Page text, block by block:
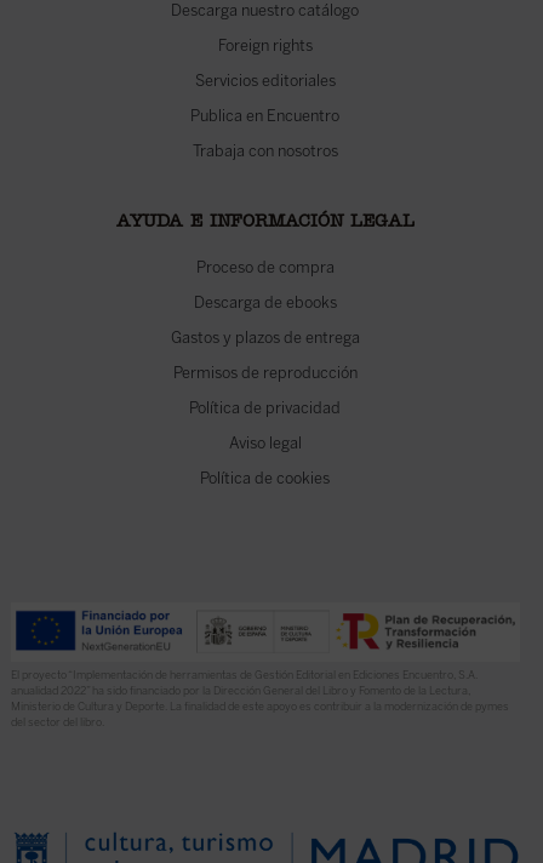
Descarga nuestro catálogo
Foreign rights
Servicios editoriales
Publica en Encuentro
Trabaja con nosotros
AYUDA E INFORMACIÓN LEGAL
Proceso de compra
Descarga de ebooks
Gastos y plazos de entrega
Permisos de reproducción
Política de privacidad
Aviso legal
Política de cookies
El proyecto “Implementación de herramientas de Gestión Editorial en Ediciones Encuentro, S.A.
anualidad 2022” ha sido financiado por la Dirección General del Libro y Fomento de la Lectura,
Ministerio de Cultura y Deporte. La finalidad de este apoyo es contribuir a la modernización de pymes
del sector del libro.